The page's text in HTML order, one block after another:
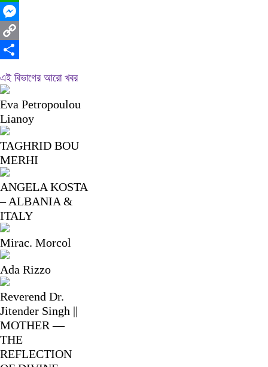
WhatsApp
Messenger
Copy
এই বিভাগের আরো খবর
Eva Petropoulou
Lianoy
TAGHRID BOU
MERHI
ANGELA KOSTA
– ALBANIA &
ITALY
Mirac. Morcol
Ada Rizzo
Reverend Dr.
Jitender Singh ||
MOTHER —
THE
REFLECTION